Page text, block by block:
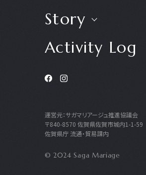
Story
Activity Log
運営元：サガマリアージュ推進協議会
〒840-8570 佐賀県佐賀市城内1-1-59
佐賀県庁 流通・貿易課内
© 2024 Saga Mariage